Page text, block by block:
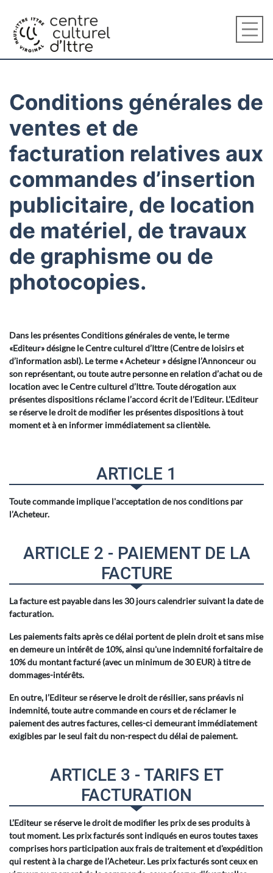
Conditions générales de
ventes et de
facturation relatives aux
commandes d’insertion
publicitaire, de location
de matériel, de travaux
de graphisme ou de
photocopies.
Dans les présentes Conditions générales de vente, le terme
«Editeur» désigne le Centre culturel d’Ittre (Centre de loisirs et
d’information asbl). Le terme « Acheteur » désigne l’Annonceur ou
son représentant, ou toute autre personne en relation d’achat ou de
location avec le Centre culturel d’Ittre. Toute dérogation aux
présentes dispositions réclame l’accord écrit de l’Editeur. L’Editeur
se réserve le droit de modifier les présentes dispositions à tout
moment et à en informer immédiatement sa clientèle.
ARTICLE 1
Toute commande implique l'acceptation de nos conditions par
l’Acheteur.
ARTICLE 2 - PAIEMENT DE LA
FACTURE
La facture est payable dans les 30 jours calendrier suivant la date de
facturation.
Les paiements faits après ce délai portent de plein droit et sans mise
en demeure un intérêt de 10%, ainsi qu'une indemnité forfaitaire de
10% du montant facturé (avec un minimum de 30 EUR) à titre de
dommages-intérêts.
En outre, l’Editeur se réserve le droit de résilier, sans préavis ni
indemnité, toute autre commande en cours et de réclamer le
paiement des autres factures, celles-ci demeurant immédiatement
exigibles par le seul fait du non-respect du délai de paiement.
ARTICLE 3 - TARIFS ET
FACTURATION
L’Editeur se réserve le droit de modifier les prix de ses produits à
tout moment. Les prix facturés sont indiqués en euros toutes taxes
comprises hors participation aux frais de traitement et d'expédition
qui restent à la charge de l’Acheteur. Les prix facturés sont ceux en